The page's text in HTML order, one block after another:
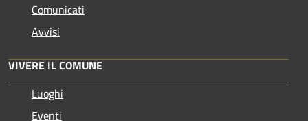
Comunicati
Avvisi
VIVERE IL COMUNE
Luoghi
Eventi